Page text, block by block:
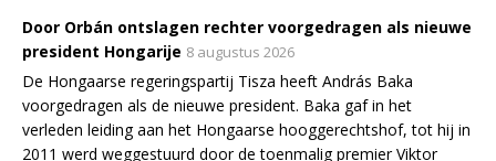
Door Orbán ontslagen rechter voorgedragen als nieuwe
president Hongarije 8 augustus 2026
De Hongaarse regeringspartij Tisza heeft András Baka
voorgedragen als de nieuwe president. Baka gaf in het
verleden leiding aan het Hongaarse hooggerechtshof, tot hij in
2011 werd weggestuurd door de toenmalig premier Viktor